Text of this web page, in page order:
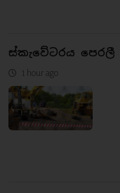
ස්කැවේටරය
1 hour ago